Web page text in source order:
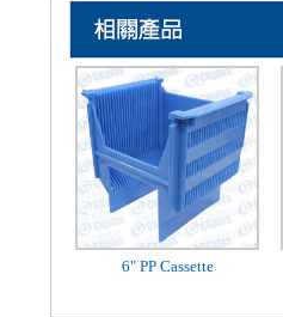
6" PP Cassette